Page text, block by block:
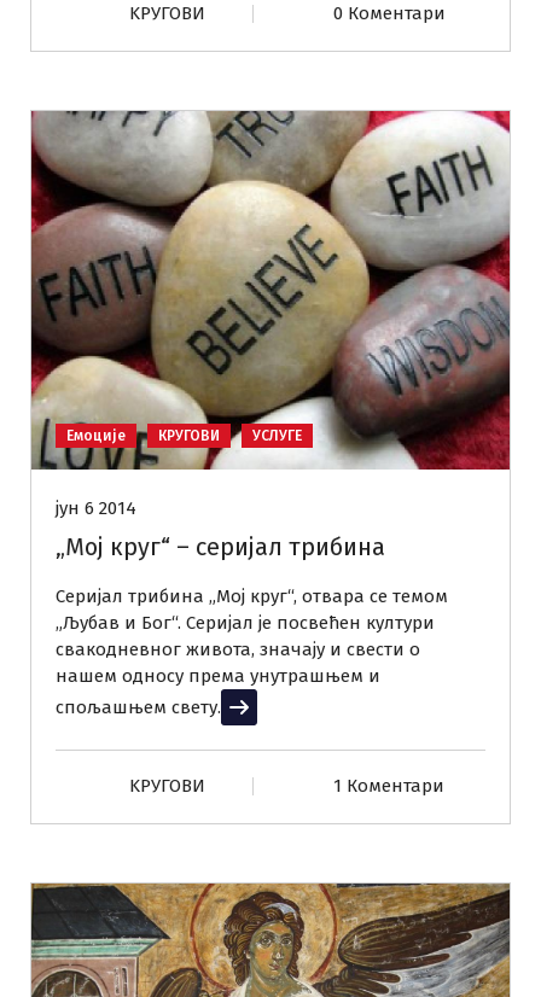
KРУГОВИ 0 Коментари
Емоције КРУГОВИ УСЛУГЕ
јун 6 2014
„Мој круг“ – серијал трибина
Серијал трибина „Мој круг“, отвара се темом
„Љубав и Бог“. Серијал је посвећен култури
свакодневног живота, значају и свести о
нашем односу према унутрашњем и
спољашњем свету. Прочитај више
KРУГОВИ 1 Коментари